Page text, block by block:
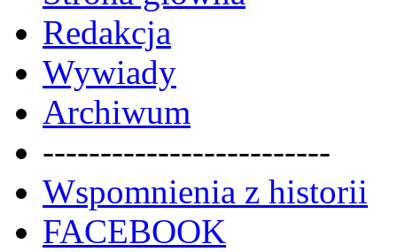
Redakcja
Wywiady
Archiwum
-------------------------
Wspomnienia z historii
FACEBOOK